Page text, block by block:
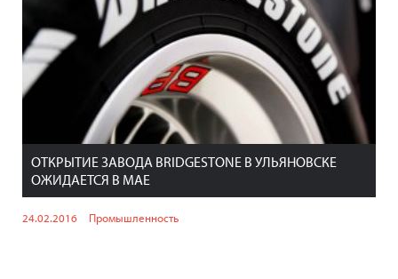
ОТКРЫТИЕ ЗАВОДА BRIDGESTONE В УЛЬЯНОВСКЕ
ОЖИДАЕТСЯ В МАЕ
24.02.2016 Промышленность